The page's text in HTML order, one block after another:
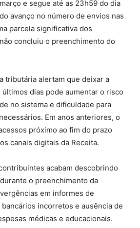
e segue até as 23h59 do dia
avanço no número de envios nas
parcela significativa dos
concluiu o preenchimento do
tributária alertam que deixar a
dias pode aumentar o risco
no sistema e dificuldade para
Em anos anteriores, o
próximo ao fim do prazo
canais digitais da Receita.
acabam descobrindo
o preenchimento da
em informes de
incorretos e ausência de
médicas e educacionais.